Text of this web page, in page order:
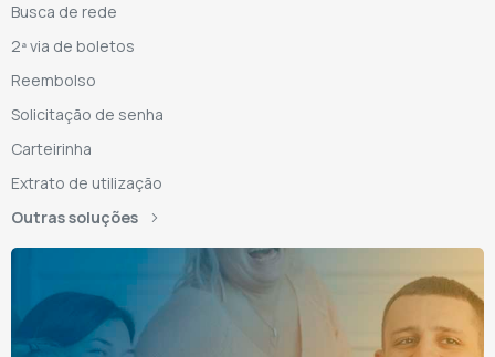
Busca de rede
2ª via de boletos
Reembolso
Solicitação de senha
Carteirinha
Extrato de utilização
Outras soluções